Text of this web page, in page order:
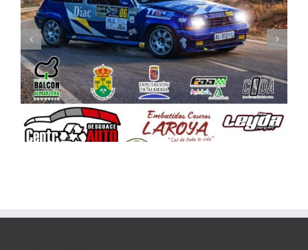
Celebrada la Asamblea General de la FAA